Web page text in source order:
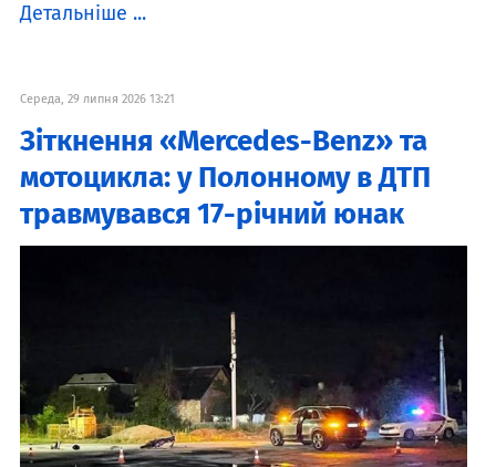
Детальніше ...
Середа, 29 липня 2026 13:21
Зіткнення «Mercedes-Benz» та
мотоцикла: у Полонному в ДТП
травмувався 17-річний юнак